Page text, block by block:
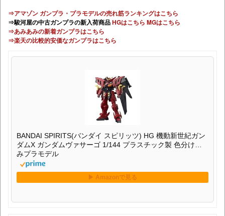
⇒アマゾン ガンプラ・プラモデルの売れ筋ランキングはこちら
⇒駿河屋の中古ガンプラの新入荷商品HGはこちら MGはこちら
⇒あみあみの新着ガンプラはこちら
⇒楽天の比較的安価なガンプラはこちら
BANDAI SPIRITS(バンダイ スピリッツ) HG 機動新世紀ガン
ダムX ガンダムヴァサーゴ 1/144 プラスチック製 色分け済
みプラモデル